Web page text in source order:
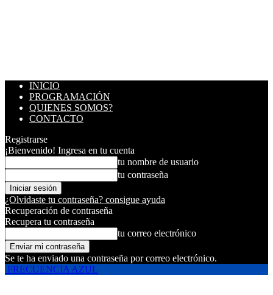
INICIO
PROGRAMACIÓN
QUIENES SOMOS?
CONTACTO
Registrarse
¡Bienvenido! Ingresa en tu cuenta
tu nombre de usuario
tu contraseña
¿Olvidaste tu contraseña? consigue ayuda
Recuperación de contraseña
Recupera tu contraseña
tu correo electrónico
Se te ha enviado una contraseña por correo electrónico.
FRECUENCIA AZUL